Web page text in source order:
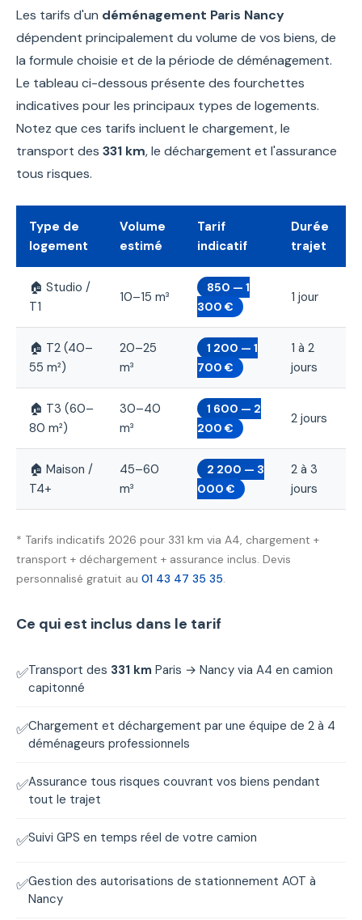
Les tarifs d'un déménagement Paris Nancy
dépendent principalement du volume de vos biens, de
la formule choisie et de la période de déménagement.
Le tableau ci-dessous présente des fourchettes
indicatives pour les principaux types de logements.
Notez que ces tarifs incluent le chargement, le
transport des 331 km, le déchargement et l'assurance
tous risques.
Type de
logement
Volume
estimé
Tarif
indicatif
Durée
trajet
🏠 Studio /
T1
10–15 m³
850 — 1
300 €
1 jour
🏠 T2 (40–
55 m²)
20–25
m³
1 200 — 1
700 €
1 à 2
jours
🏠 T3 (60–
80 m²)
30–40
m³
1 600 — 2
200 €
2 jours
🏠 Maison /
T4+
45–60
m³
2 200 — 3
000 €
2 à 3
jours
* Tarifs indicatifs 2026 pour 331 km via A4, chargement +
transport + déchargement + assurance inclus. Devis
personnalisé gratuit au 01 43 47 35 35.
Ce qui est inclus dans le tarif
✅Transport des 331 km Paris → Nancy via A4 en camion
capitonné
✅Chargement et déchargement par une équipe de 2 à 4
déménageurs professionnels
✅Assurance tous risques couvrant vos biens pendant
tout le trajet
✅Suivi GPS en temps réel de votre camion
✅Gestion des autorisations de stationnement AOT à
Nancy